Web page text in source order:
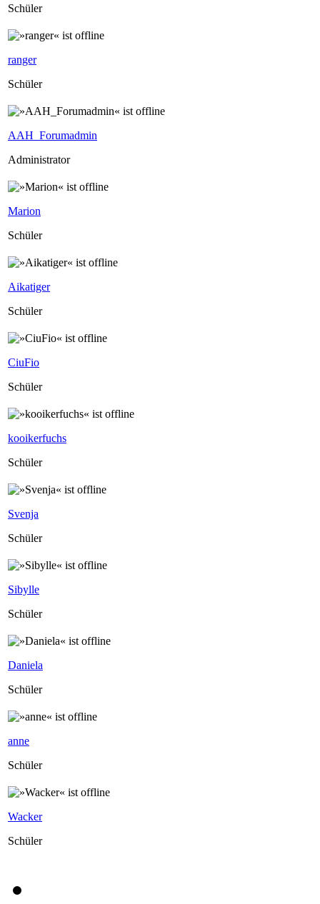
Schüler
ranger
Schüler
AAH_Forumadmin
Administrator
Marion
Schüler
Aikatiger
Schüler
CiuFio
Schüler
kooikerfuchs
Schüler
Svenja
Schüler
Sibylle
Schüler
Daniela
Schüler
anne
Schüler
Wacker
Schüler